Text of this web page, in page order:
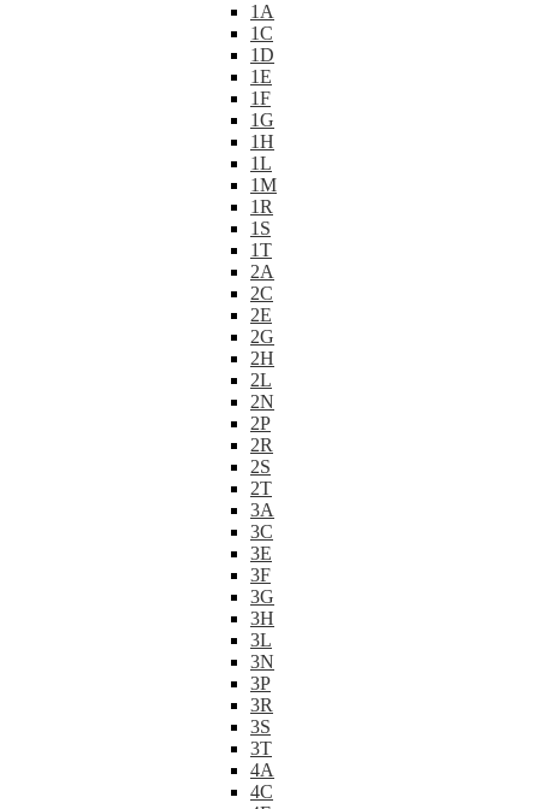
1A
1C
1D
1E
1F
1G
1H
1L
1M
1R
1S
1T
2A
2C
2E
2G
2H
2L
2N
2P
2R
2S
2T
3A
3C
3E
3F
3G
3H
3L
3N
3P
3R
3S
3T
4A
4C